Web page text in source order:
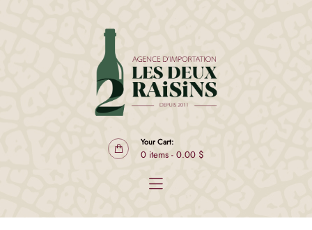
Your Cart:
0 items- 0.00 $